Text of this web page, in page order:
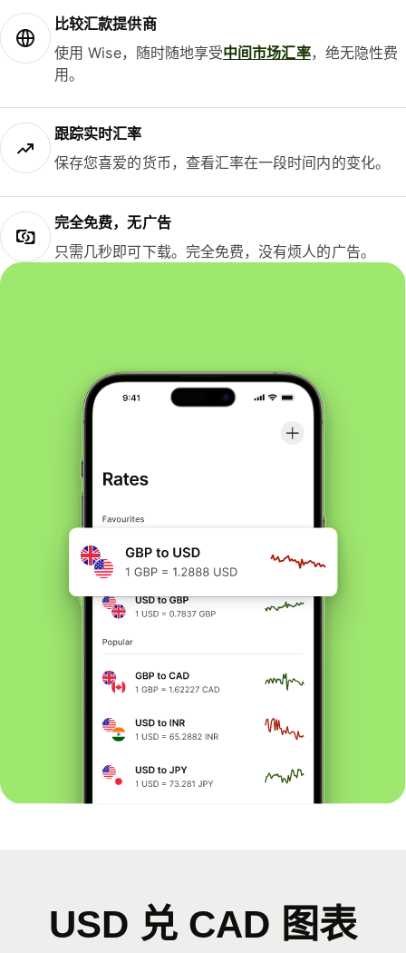
比较汇款提供商
使用 Wise，随时随地享受中间市场汇率，绝无隐性费
用。
跟踪实时汇率
保存您喜爱的货币，查看汇率在一段时间内的变化。
完全免费，无广告
只需几秒即可下载。完全免费，没有烦人的广告。
USD 兑 CAD 图表